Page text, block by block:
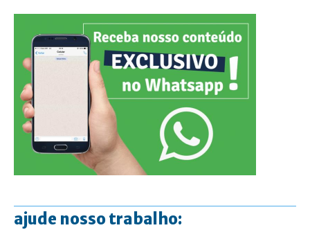
ajude nosso trabalho: